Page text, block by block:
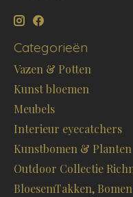
Categorieën
Vazen & Potten
Kunst bloemen
Meubels
Interieur eyecatchers
Kunstbomen & Planten
Outdoor Collectie
BloesemTakken,